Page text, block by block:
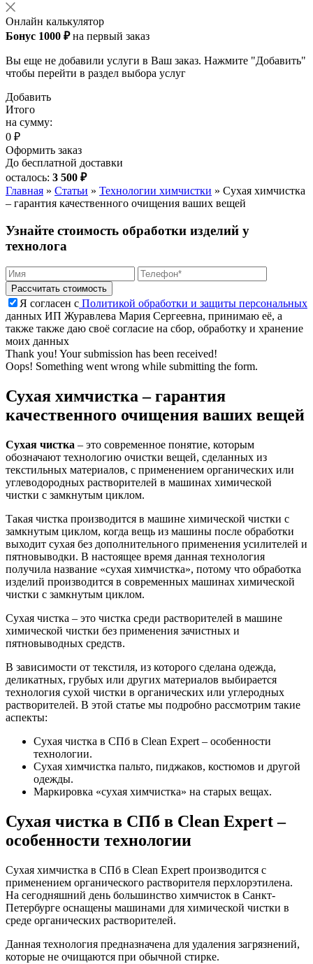
Онлайн калькулятор
Бонус 1000 ₽на первый заказ
Вы еще не добавили услуги в Ваш заказ. Нажмите "Добавить"
чтобы перейти в раздел выбора услуг
Добавить
Итого
на сумму:
0 ₽
Оформить заказ
До бесплатной доставки
осталось: 3 500 ₽
Главная » Статьи » Технологии химчистки » Сухая химчистка
– гарантия качественного очищения ваших вещей
Узнайте стоимость обработки изделий у
технолога
Я согласен с Политикой обработки и защиты персональных
данных ИП Журавлева Мария Сергеевна, принимаю её, а
также также даю своё согласие на сбор, обработку и хранение
моих данных
Thank you! Your submission has been received!
Oops! Something went wrong while submitting the form.
Сухая химчистка – гарантия
качественного очищения ваших вещей
Сухая чистка – это современное понятие, которым
обозначают технологию очистки вещей, сделанных из
текстильных материалов, с применением органических или
углеводородных растворителей в машинах химической
чистки с замкнутым циклом.
Такая чистка производится в машине химической чистки с
замкнутым циклом, когда вещь из машины после обработки
выходит сухая без дополнительного применения усилителей и
пятновыводки. В настоящее время данная технология
получила название «сухая химчистка», потому что обработка
изделий производится в современных машинах химической
чистки с замкнутым циклом.
Сухая чистка – это чистка среди растворителей в машине
химической чистки без применения зачистных и
пятновыводных средств.
В зависимости от текстиля, из которого сделана одежда,
деликатных, грубых или других материалов выбирается
технология сухой чистки в органических или углеродных
растворителей. В этой статье мы подробно рассмотрим такие
аспекты:
Сухая чистка в СПб в Clean Expert – особенности
технологии.
Сухая химчистка пальто, пиджаков, костюмов и другой
одежды.
Маркировка «сухая химчистка» на старых вещах.
Сухая чистка в СПб в Clean Expert –
особенности технологии
Сухая химчистка в СПб в Clean Expert производится с
применением органического растворителя перхлорэтилена.
На сегодняшний день большинство химчисток в Санкт-
Петербурге оснащены машинами для химической чистки в
среде органических растворителей.
Данная технология предназначена для удаления загрязнений,
которые не очищаются при обычной стирке.